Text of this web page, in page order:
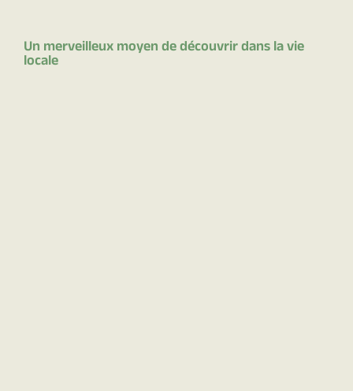
Un merveilleux moyen de découvrir dans la vie
locale